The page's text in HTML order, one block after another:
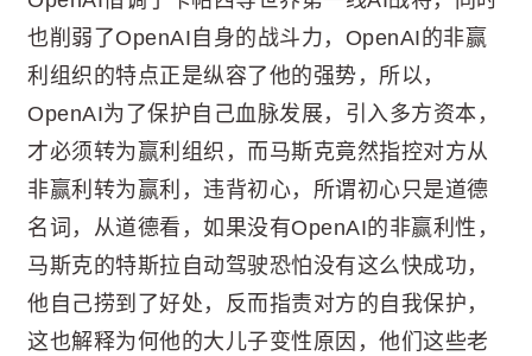
也削弱了OpenAI自身的战斗力，OpenAI的非赢
利组织的特点正是纵容了他的强势，所以，
OpenAI为了保护自己血脉发展，引入多方资本，
才必须转为赢利组织，而马斯克竟然指控对方从
非赢利转为赢利，违背初心，所谓初心只是道德
名词，从道德看，如果没有OpenAI的非赢利性，
马斯克的特斯拉自动驾驶恐怕没有这么快成功，
他自己捞到了好处，反而指责对方的自我保护，
这也解释为何他的大儿子变性原因，他们这些老